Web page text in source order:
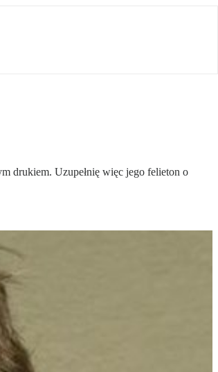
drukiem. Uzupełnię więc jego felieton o